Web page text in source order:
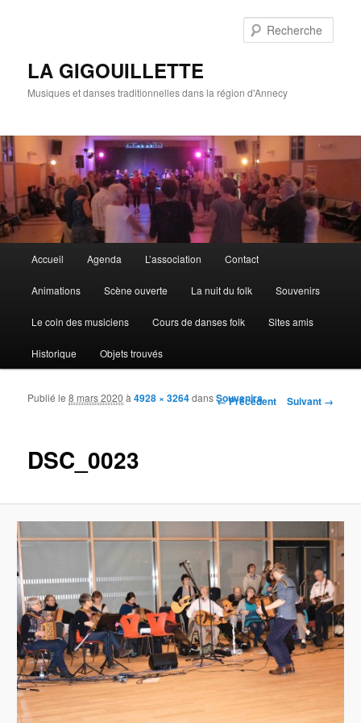
LA GIGOUILLETTE
Musiques et danses traditionnelles dans la région d'Annecy
Aller au contenu principal
Aller au contenu secondaire
Accueil Agenda L’association Contact
Animations Scène ouverte La nuit du folk Souvenirs
Le coin des musiciens Cours de danses folk Sites amis
Historique Objets trouvés
Navigation des images
← Précédent Suivant →
DSC_0023
Publié le8 mars 2020 à4928 × 3264dansSouvenirs